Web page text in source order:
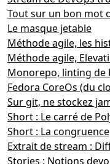
Tout sur un bon mot
Le masque jetable
Méthode agile, les
Méthode agile,
Monorepo, linting de
Fedora CoreOs (du
Sur git, ne stockez
Short : Le carré de
Short : La
Extrait de stream :
Stories : Notions